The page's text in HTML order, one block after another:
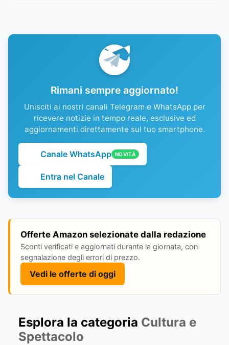
Rimani sempre aggiornato!
Unisciti ai nostri canali Telegram e WhatsApp per
ricevere notizie in tempo reale, esclusive ed
aggiornamenti direttamente sul tuo smartphone.
Canale WhatsApp NOVITÀ
Entra nel Canale
Offerte Amazon selezionate dalla redazione
Sconti verificati e aggiornati durante la giornata, con
segnalazione degli errori di prezzo.
Vedi le offerte di oggi
Esplora la categoria Cultura e
Spettacolo